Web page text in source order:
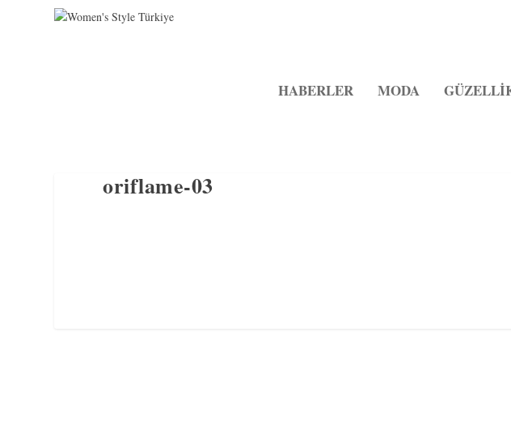
HABERLER MODA
oriflame-03